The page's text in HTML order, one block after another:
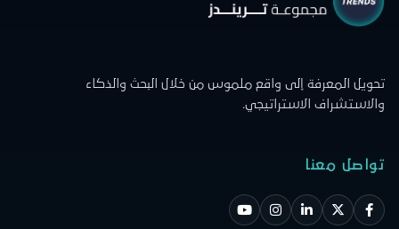
تحويل المعرفة إلى واقع ملموس من خلال البحث والذكاء
والاستشراف الاستراتيجي.
تواصل معنا